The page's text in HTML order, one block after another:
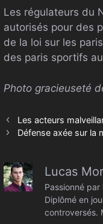
Les régulateurs du
autorisés pour des
de la loi sur les
des paris sportifs
Photo gracieuseté
Les acteurs
Défense axée sur la
Lucas
Passionné
Diplômé en
controversés.